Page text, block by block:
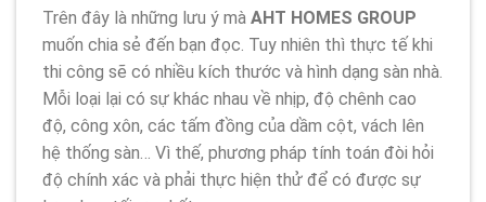
Trên đây là những lưu ý mà AHT HOMES GROUP
muốn chia sẻ đến bạn đọc. Tuy nhiên thì thực tế khi
thi công sẽ có nhiều kích thước và hình dạng sàn nhà.
Mỗi loại lại có sự khác nhau về nhịp, độ chênh cao
độ, công xôn, các tấm đồng của dầm cột, vách lên
hệ thống sàn… Vì thế, phương pháp tính toán đòi hỏi
độ chính xác và phải thực hiện thử để có được sự